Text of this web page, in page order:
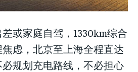
或家庭自驾，1330km综合
虑，北京至上海全程直达
规划充电路线，不必担心